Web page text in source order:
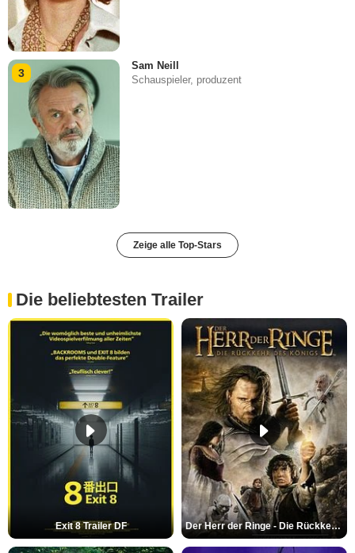
3
Sam Neill
Schauspieler, produzent
Zeige alle Top-Stars
Die beliebtesten Trailer
Exit 8 Trailer DF Der Herr der Ringe - Die Rückkehr des Königs Trailer OV